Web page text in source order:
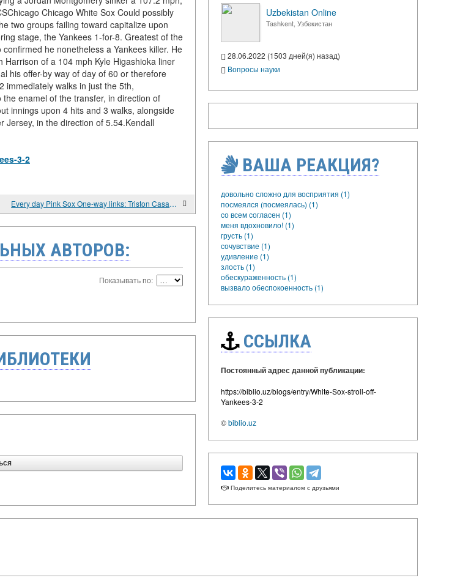
Chicago White Sox Could possibly
two groups failing toward capitalize upon
stage, the Yankees 1-for-8. Greatest of the
he nonetheless a Yankees killer. He
of a 104 mph Kyle Higashioka liner
his offer-by way of day of 60 or therefore
immediately walks in just the 5th,
enamel of the transfer, in direction of
innings upon 4 hits and 3 walks, alongside
Jersey, in the direction of 5.54.Kendall
3-2
Every day Pink Sox One-way links: Triston Casas, Garrett Whitlock, Alex Binelas
АВТОРОВ:
Показывать по:
Uzbekistan Online
Tashkent, Узбекистан
28.06.2022 (1503 дней(я) назад)
Вопросы науки
ВАША РЕАКЦИЯ?
довольно сложно для восприятия (1)
посмеялся (посмеялась) (1)
со всем согласен (1)
меня вдохновило! (1)
грусть (1)
сочувствие (1)
удивление (1)
злость (1)
обескураженность (1)
вызвало обеспокоенность (1)
ССЫЛКА
Постоянный адрес данной публикации:
https://biblio.uz/blogs/entry/White-Sox-stroll-off-
Yankees-3-2
©biblio.uz
Поделитесь материалом с друзьями